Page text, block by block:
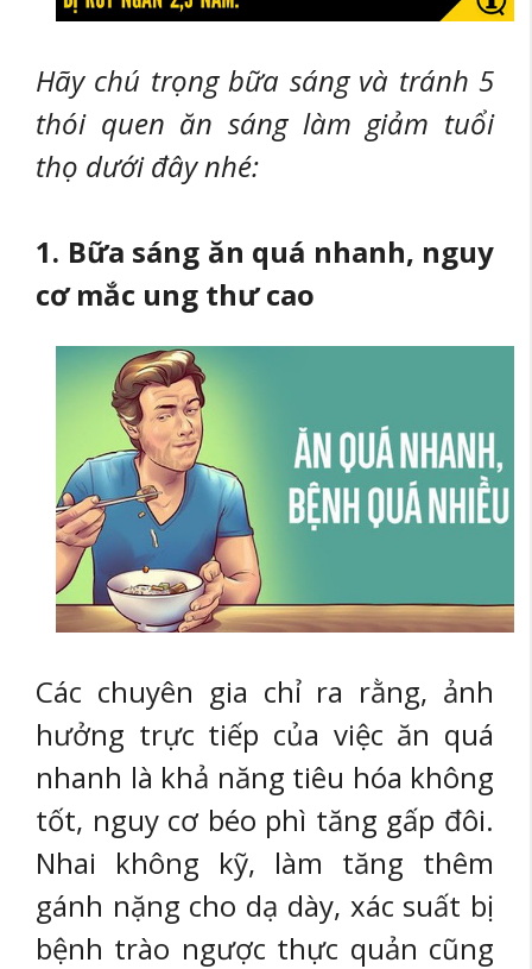
Hãy chú trọng bữa sáng và tránh 5
thói quen ăn sáng làm giảm tuổi
thọ dưới đây nhé:
1. Bữa sáng ăn quá nhanh, nguy
cơ mắc ung thư cao
Các chuyên gia chỉ ra rằng, ảnh
hưởng trực tiếp của việc ăn quá
nhanh là khả năng tiêu hóa không
tốt, nguy cơ béo phì tăng gấp đôi.
Nhai không kỹ, làm tăng thêm
gánh nặng cho dạ dày, xác suất bị
bệnh trào ngược thực quản cũng